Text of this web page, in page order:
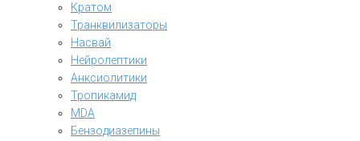
Кратом
Транквилизаторы
Насвай
Нейролептики
Анксиолитики
Тропикамид
MDA
Бензодиазепины